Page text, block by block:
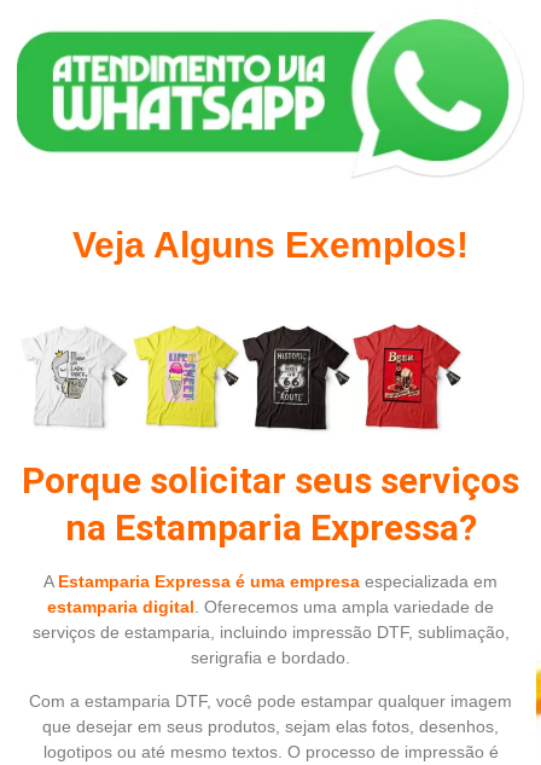
Veja Alguns Exemplos!
Porque solicitar seus serviços
na Estamparia Expressa?
A Estamparia Expressa é uma empresa especializada em
estamparia digital . Oferecemos uma ampla variedade de
serviços de estamparia, incluindo impressão DTF, sublimação,
serigrafia e bordado.
Com a estamparia DTF, você pode estampar qualquer imagem
que desejar em seus produtos, sejam elas fotos, desenhos,
logotipos ou até mesmo textos. O processo de impressão é